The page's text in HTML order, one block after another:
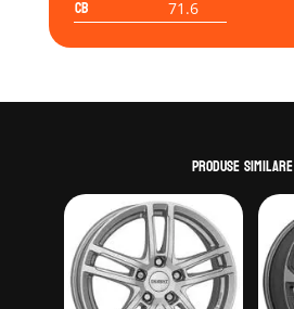
CB 71.6
Produse similare